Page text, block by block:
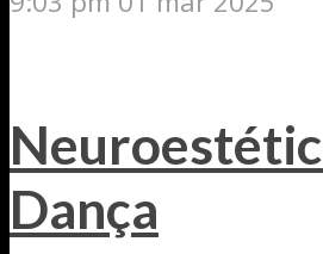
Dança